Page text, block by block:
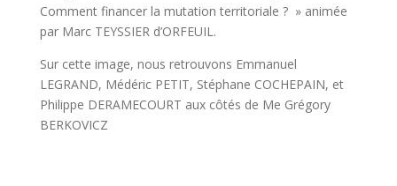
Comment financer la mutation territoriale ? » animée
par Marc TEYSSIER d’ORFEUIL.
Sur cette image, nous retrouvons Emmanuel
LEGRAND, Médéric PETIT, Stéphane COCHEPAIN, et
Philippe DERAMECOURT aux côtés de Me Grégory
BERKOVICZ